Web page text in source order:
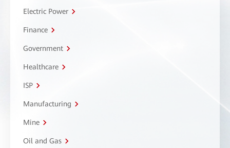
Electric Power
Finance
Government
Healthcare
ISP
Manufacturing
Mine
Oil and Gas